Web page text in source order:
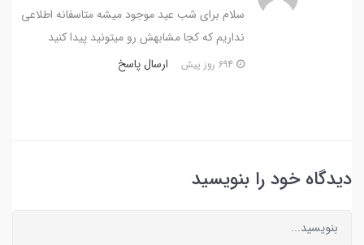
سلام برای شب عید موجود میشه متاسفانه اطلاعی
نداریم که کجا مشابهش رو میتونید پیدا کنید
ارسال پاسخ
دیدگاه خود را بنویسید